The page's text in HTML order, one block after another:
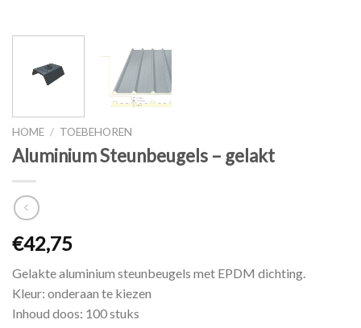
HOME / TOEBEHOREN
Aluminium Steunbeugels – gelakt
€42,75
Gelakte aluminium steunbeugels met EPDM dichting.
Kleur: onderaan te kiezen
Inhoud doos: 100 stuks